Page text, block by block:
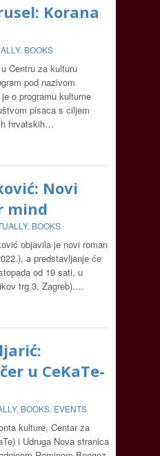
Korana
, BOOKS
Centru za kulturu
pod nazivom
o programu kulturne
pisaca s ciljem
hrvatskih…
Novi
mind
, BOOKS
objavila je novi roman
a predstavljanje će
od 19 sati, u
trg 3, Zagreb)….
u CeKaTe-
, BOOKS, EVENTS
kulture, Centar za
i Udruga Nova stranica